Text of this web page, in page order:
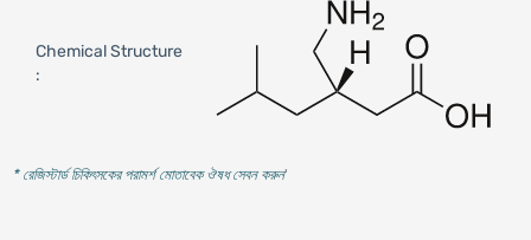
Chemical Structure
:
* রেজিস্টার্ড চিকিৎসকের পরামর্শ মোতাবেক ঔষধ সেবন করুন'